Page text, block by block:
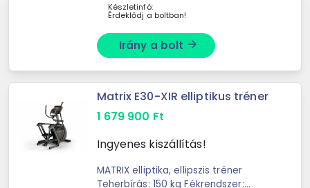
Készletinfó:
Érdeklődj a boltban!
Irány a bolt arrow_forward
Matrix E30-XIR elliptikus tréner
1 679 900 Ft
Ingyenes kiszállítás!
MATRIX elliptika, ellipszis tréner
Teherbírás: 150 kg Fékrendszer: